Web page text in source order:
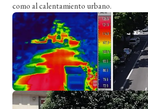
como al calentamiento urbano.